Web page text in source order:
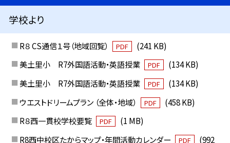
学校より
R８ CS通信１号（地域回覧） PDF
(241 KB)
美土里小 R7外国語活動・英語授業
PDF
(134 KB)
美土里小 R7外国語活動・英語授業
PDF
(134 KB)
ウエストドリームプラン （全体・地域）
PDF
(458 KB)
R８西一貫校学校要覧
PDF
(1 MB)
R8西中校区たからマップ・年間活動カレンダー
PDF
(992